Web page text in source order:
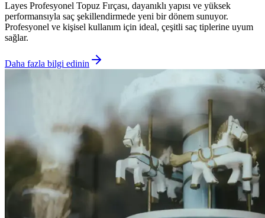
Layes Profesyonel Topuz Fırçası, dayanıklı yapısı ve yüksek
performansıyla saç şekillendirmede yeni bir dönem sunuyor.
Profesyonel ve kişisel kullanım için ideal, çeşitli saç tiplerine uyum
sağlar.
Daha fazla bilgi edinin